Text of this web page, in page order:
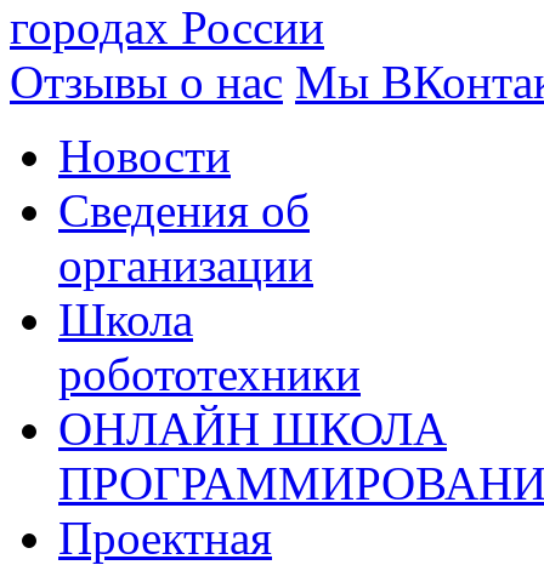
городах России
Отзывы о нас Мы
Новости
Сведения об
организации
Школа
робототехники
ОНЛАЙН ШКОЛА
Проектная